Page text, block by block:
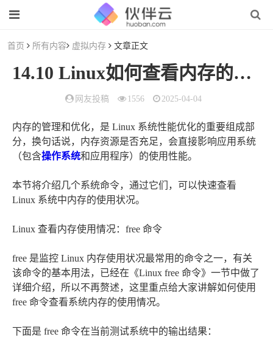
首页 所有内容 虚拟内存 文章正文
14.10 Linux如何查看内存的使用情况？
网友投稿 1556 2025-04-04
内存的管理和优化，是 Linux 系统性能优化的重要组成部
分，换句话说，内存资源是否充足，会直接影响应用系统
（包含操作系统和应用程序）的使用性能。
本节将介绍几个系统命令，通过它们，可以快速查看
Linux 系统中内存的使用状况。
Linux 查看内存使用情况：free 命令
free 是监控 Linux 内存使用状况最常用的命令之一，有关
该命令的基本用法，已经在《Linux free 命令》一节中做了
详细介绍，所以不再赘述，这里重点给大家讲解如何使用
free 命令查看系统内存的使用情况。
下面是 free 命令在当前测试系统中的输出结果：